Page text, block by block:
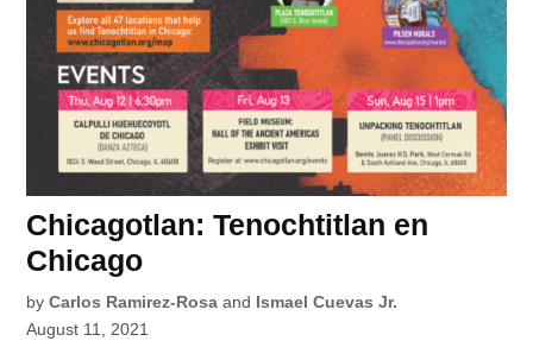
Chicagotlan: Tenochtitlan en
Chicago
by Carlos Ramirez-Rosa and Ismael Cuevas Jr.
August 11, 2021